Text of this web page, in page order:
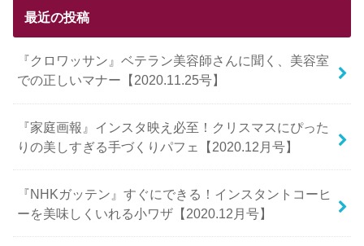
最近の投稿
『クロワッサン』ベテラン美容師さんに聞く、美容室
での正しいマナー【2020.11.25号】
『家庭画報』インスタ映え必至！クリスマスにぴった
りの美しすぎる手づくりパフェ【2020.12月号】
『NHKガッテン』すぐにできる！インスタントコーヒ
ーを美味しくいれる小ワザ【2020.12月号】